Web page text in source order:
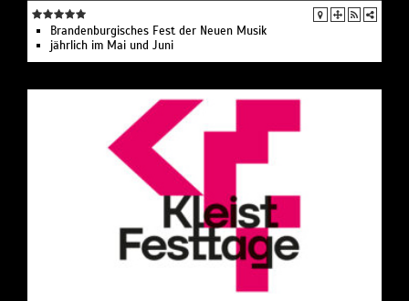
Brandenburgisches Fest der Neuen Musik
jährlich im Mai und Juni